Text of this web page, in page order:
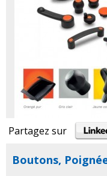
Partagez sur
Boutons,